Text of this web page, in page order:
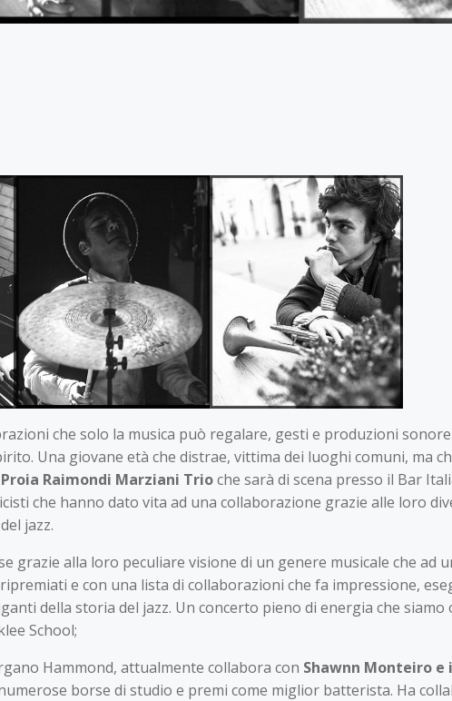
che solo la musica può regalare, gesti e produzioni
Una giovane età che distrae, vittima dei luoghi comuni, ma
Proia Raimondi Marziani Trioche sarà di scena presso il Bar
che hanno dato vita ad una collaborazione grazie alle loro
jazz.
alla loro peculiare visione di un genere musicale che ad
e con una lista di collaborazioni che fa impressione,
della storia del jazz. Un concerto pieno di energia che
School;
Hammond, attualmente collabora con Shawnn Monteiro e
borse di studio e premi come miglior batterista. Ha